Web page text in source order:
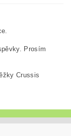
Prosím
Crussis